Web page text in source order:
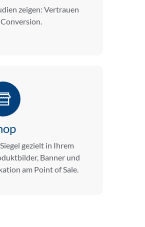
zeigen: Vertrauen
gezielt in Ihrem
Banner und
am Point of Sale.